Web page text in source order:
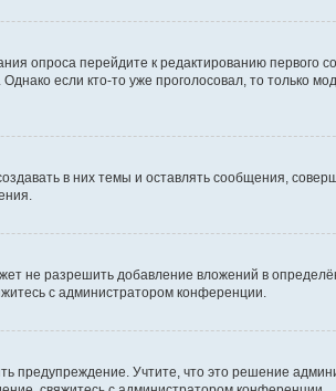
опроса перейдите к редактированию первого
если кто-то уже проголосовал, то только
в них темы и оставлять сообщения,
не разрешить добавление вложений в
с администратором конференции.
предупреждение. Учтите, что это решение